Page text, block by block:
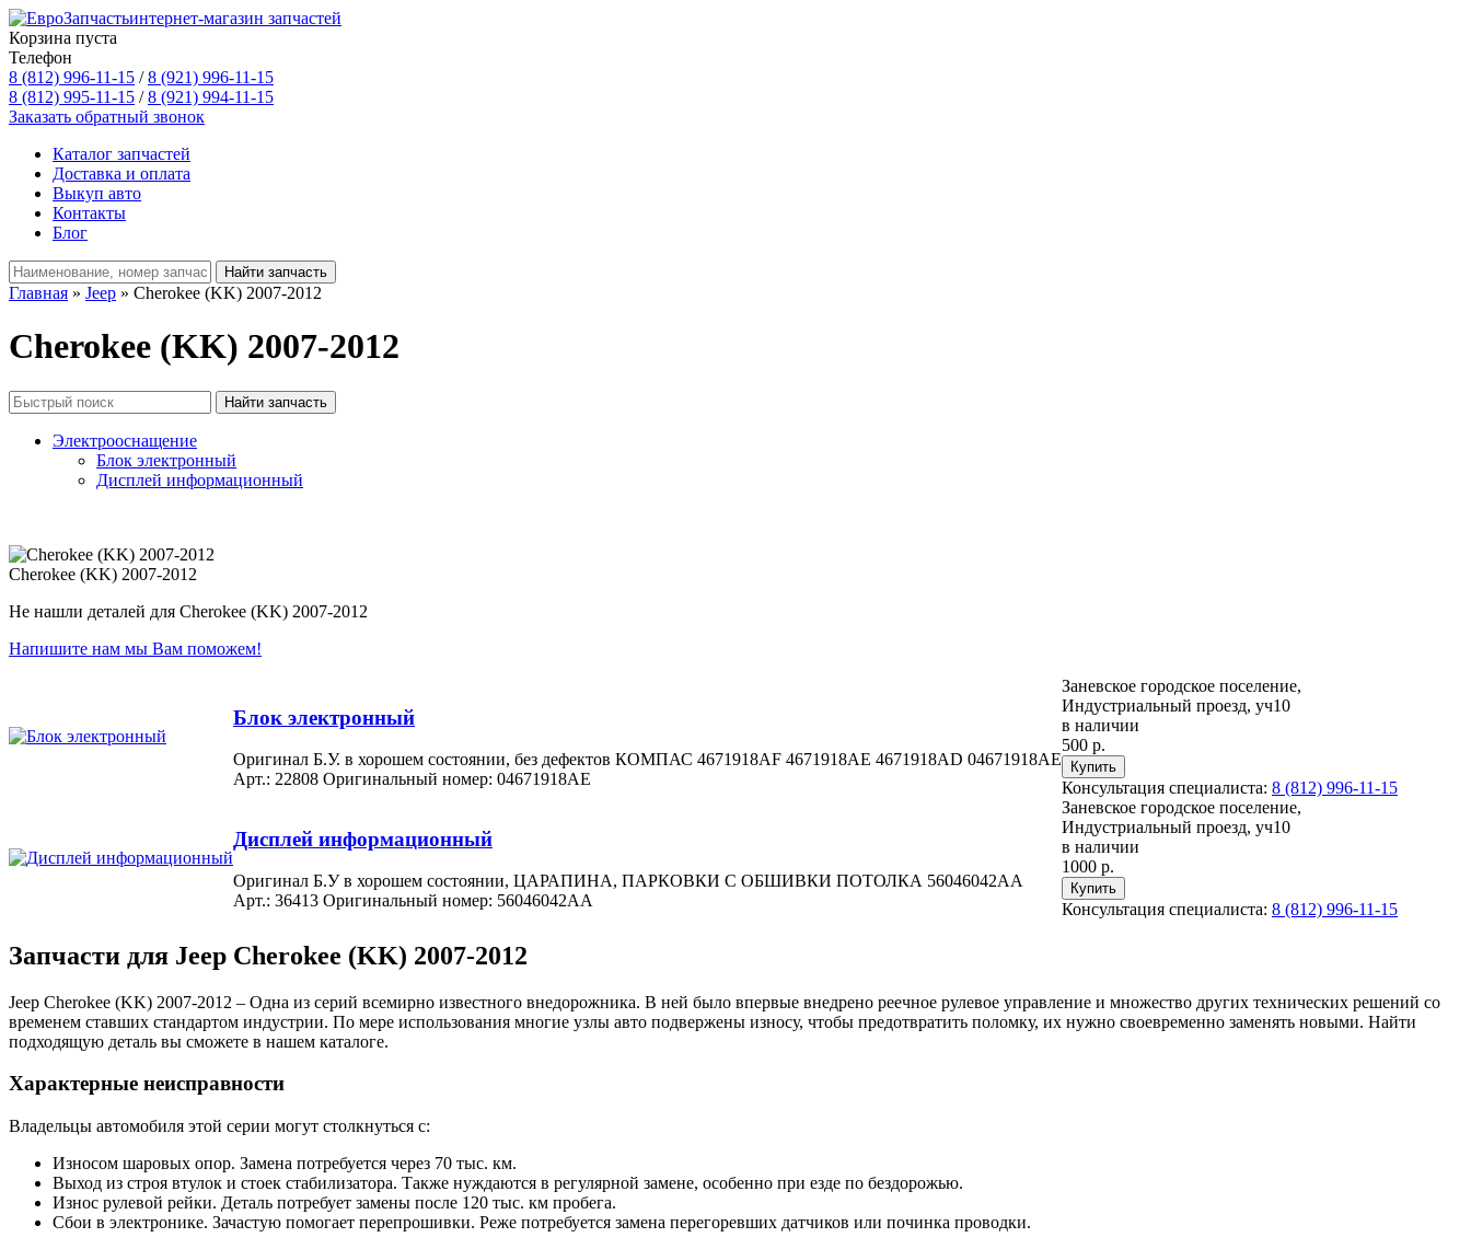
интернет-магазин запчастей
Корзина пуста
Телефон
8 (812) 996-11-15 /8 (921) 996-11-15
8 (812) 995-11-15 /8 (921) 994-11-15
Заказать обратный звонок
Каталог запчастей
Доставка и оплата
Выкуп авто
Контакты
Блог
Главная » Jeep » Cherokee (KK) 2007-2012
Cherokee (KK) 2007-2012
Электрооснащение
Блок электронный
Дисплей информационный
Cherokee (KK) 2007-2012
Не нашли деталей для Cherokee (KK) 2007-2012
Напишите нам мы Вам поможем!
Блок электронный
Оригинал Б.У. в хорошем состоянии, без дефектов КОМПАС 4671918AF 4671918AE 4671918AD 04671918AE
Арт.: 22808 Оригинальный номер: 04671918AE
Заневское городское поселение,
Индустриальный проезд, уч10
в наличии
500 р.
Консультация специалиста: 8 (812) 996-11-15
Дисплей информационный
Оригинал Б.У в хорошем состоянии, ЦАРАПИНА, ПАРКОВКИ С ОБШИВКИ ПОТОЛКА 56046042AA
Арт.: 36413 Оригинальный номер: 56046042AA
Заневское городское поселение,
Индустриальный проезд, уч10
в наличии
1000 р.
Консультация специалиста: 8 (812) 996-11-15
Запчасти для Jeep Cherokee (KK) 2007-2012
Jeep Cherokee (KK) 2007-2012 – Одна из серий всемирно известного внедорожника. В ней было впервые внедрено реечное рулевое управление и множество других технических решений со
временем ставших стандартом индустрии. По мере использования многие узлы авто подвержены износу, чтобы предотвратить поломку, их нужно своевременно заменять новыми. Найти
подходящую деталь вы сможете в нашем каталоге.
Характерные неисправности
Владельцы автомобиля этой серии могут столкнуться с:
Износом шаровых опор. Замена потребуется через 70 тыс. км.
Выход из строя втулок и стоек стабилизатора. Также нуждаются в регулярной замене, особенно при езде по бездорожью.
Износ рулевой рейки. Деталь потребует замены после 120 тыс. км пробега.
Сбои в электронике. Зачастую помогает перепрошивки. Реже потребуется замена перегоревших датчиков или починка проводки.